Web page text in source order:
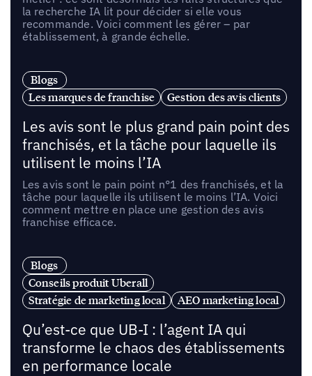
la recherche IA lit pour décider si elle vous
recommande. Voici comment les gérer – par
établissement, à grande échelle.
Blogs
Les marques de franchise
Gestion des avis clients
Les avis sont le plus grand pain point des
franchisés, et la tâche pour laquelle ils
utilisent le moins l’IA
Les avis sont le pain point n°1 des franchisés, et la
tâche pour laquelle ils utilisent le moins l’IA. Voici
comment mettre en place une gestion des avis
franchise efficace.
Blogs
Conseils produit Uberall
Stratégie de marketing local
AEO marketing local
Qu’est-ce que UB-I : l’agent IA qui
transforme le chaos des établissements
en performance locale